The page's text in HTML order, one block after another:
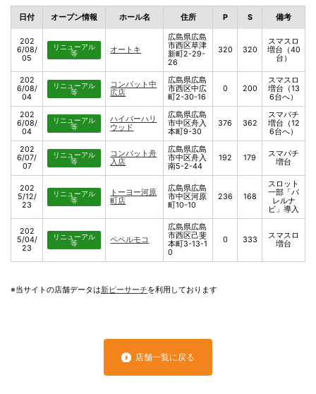
日付 オープン情報 ホール名 住所 P S 備考
202
6/08/
05
リニューアル
等
オートキ
広島県広島
市西区草津
新町2-29-
26
320 320
スマスロ
増台（40
台）
202
6/08/
04
リニューアル
等
コンバット中
広店
広島県広島
市西区中広
町2-30-16
0 200
スマスロ
増台（13
6台へ）
202
6/08/
04
リニューアル
等
ハイパーハリ
ウッド
広島県広島
市中区舟入
本町9-30
376 362
スマパチ
増台（12
6台へ）
202
6/07/
07
リニューアル
等
コンバット舟
入店
広島県広島
市中区舟入
南5-2-44
192 179
スマパチ
増台
202
5/12/
23
リニューアル
等
トーヨー河原
町店
広島県広島
市中区河原
町10-10
236 168
スロット
一部「バ
レルナ
ビ」導入
202
5/04/
23
リニューアル
等
ペペルモコ
広島県広島
市西区己斐
本町3-13-1
0
0 333
スマスロ
増台
※当サイトの店舗データは新ピーサーチを利用しております
店舗一覧に戻る